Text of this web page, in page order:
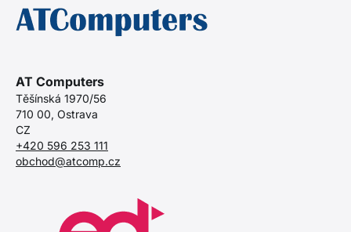
AT Computers
Těšínská 1970/56
710 00, Ostrava
CZ
+420 596 253 111
obchod@atcomp.cz